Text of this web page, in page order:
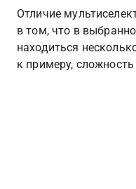
Отличие
в том, что в
находиться
к примеру,